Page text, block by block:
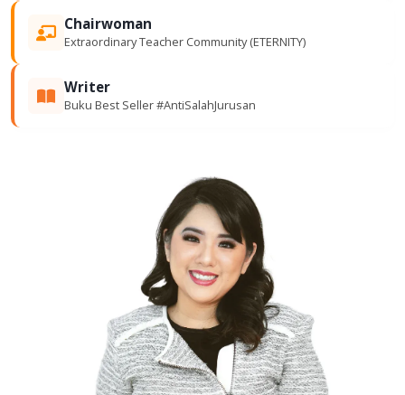
Chairwoman
Extraordinary Teacher Community (ETERNITY)
Writer
Buku Best Seller #AntiSalahJurusan